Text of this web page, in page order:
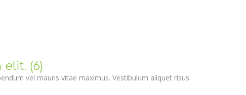
(6)
vel mauris vitae maximus. Vestibulum aliquet risus